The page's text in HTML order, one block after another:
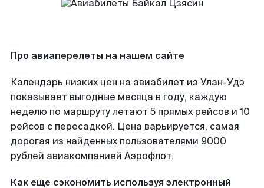
Про авиаперелеты на нашем сайте
Календарь низких цен на авиабилет из Улан-Удэ
показывает выгодные месяца в году, каждую
неделю по маршруту летают 5 прямых рейсов и 10
рейсов с пересадкой. Цена варьируется, самая
дорогая из найденных пользователями 9000
рублей авиакомпанией Аэрофлот.
Как еще сэкономить используя электронный